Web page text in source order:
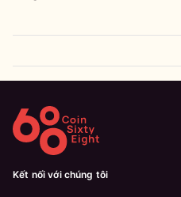
Kết nối với chúng tôi